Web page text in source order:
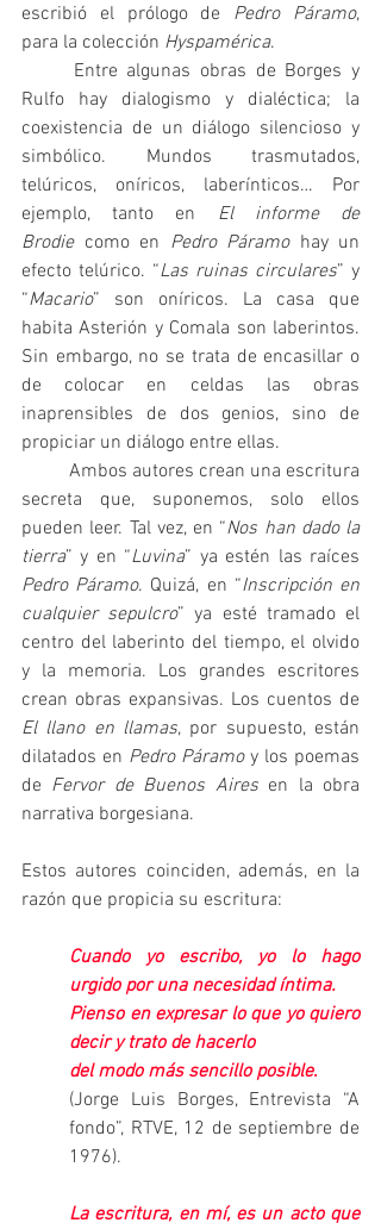
escribió el prólogo de Pedro Páramo,
para la colección Hyspamérica.
Rulfo hay dialogismo y dialéctica; la
coexistencia de un diálogo silencioso y
simbólico. Mundos trasmutados,
telúricos, oníricos, laberínticos… Por
ejemplo, tanto en El informe de
Brodie como en Pedro Páramo hay un
efecto telúrico. “Las ruinas circulares” y
“Macario” son oníricos. La casa que
habita Asterión y Comala son laberintos.
Sin embargo, no se trata de encasillar o
de colocar en celdas las obras
inaprensibles de dos genios, sino de
propiciar un diálogo entre ellas.
secreta que, suponemos, solo ellos
pueden leer. Tal vez, en “Nos han dado la
tierra” y en “Luvina
Pedro Páramo. Quizá, en “Inscripción en
cualquier sepulcro” ya esté tramado el
centro del laberinto del tiempo, el olvido
y la memoria. Los grandes escritores
El llano en llamas, por supuesto, están
dilatados en Pedro Páramo y los poemas
de Fervor de Buenos Aires en la obra
narrativa borgesiana.
Estos autores coinciden, además, en la
razón que propicia su escritura:
Cuando yo escribo, yo lo hago
urgido por una necesidad íntima.
Pienso en expresar lo que yo quiero
decir y trato de hacerlo
del modo más sencillo posible.
(Jorge Luis Borges, Entrevista “A
fondo”, RTVE, 12 de septiembre de
1976).
La escritura, en mí, es un acto que